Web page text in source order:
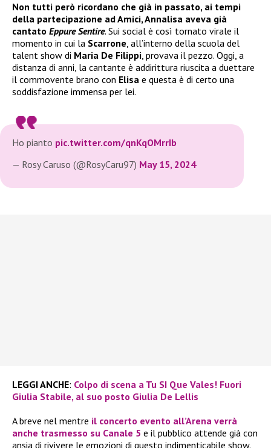
Non tutti però ricordano che già in passato, ai tempi
della partecipazione ad Amici, Annalisa aveva già
cantato Eppure Sentire. Sui social è così tornato virale il
momento in cui la Scarrone, all’interno della scuola del
talent show di Maria De Filippi, provava il pezzo. Oggi, a
distanza di anni, la cantante è addirittura riuscita a duettare
il commovente brano con Elisa e questa è di certo una
soddisfazione immensa per lei.
Ho pianto pic.twitter.com/qnKqOMrrIb
— Rosy Caruso (@RosyCaru97) May 15, 2024
LEGGI ANCHE: Colpo di scena a Tu SI Que Vales! Fuori
Giulia Stabile, al suo posto Giulia De Lellis
A breve nel mentre il concerto evento all’Arena verrà
anche trasmesso su Canale 5 e il pubblico attende già con
ansia di rivivere le emozioni di questo indimenticabile show.